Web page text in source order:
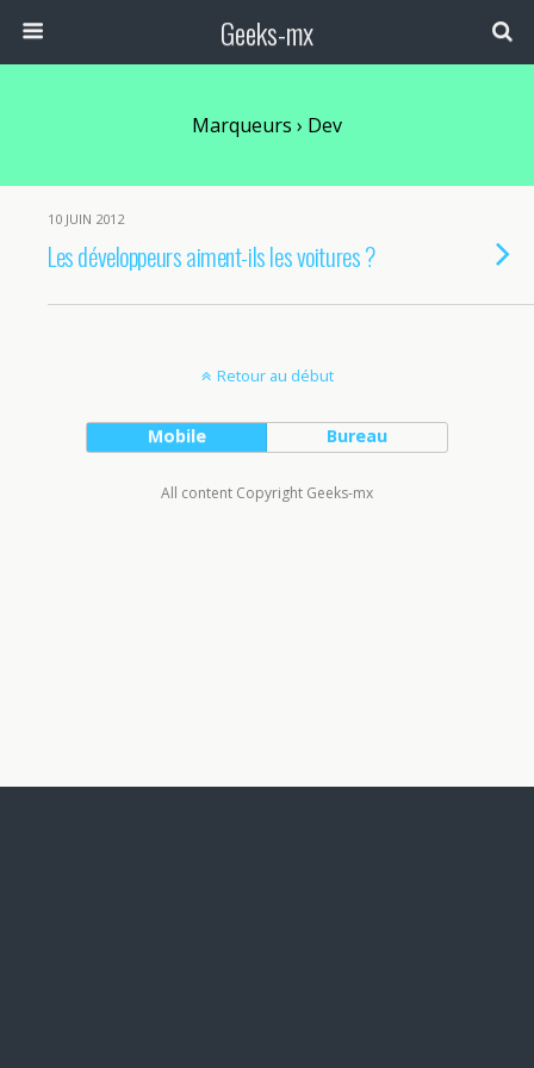
Geeks-mx
Marqueurs › Dev
10 JUIN 2012
Les développeurs aiment-ils les voitures ?
Retour au début
Mobile Bureau
All content Copyright Geeks-mx